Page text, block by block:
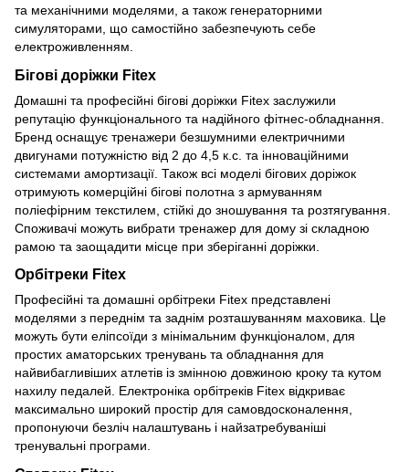
та механічними моделями, а також генераторними
симуляторами, що самостійно забезпечують себе
електроживленням.
Бігові доріжки Fitex
Домашні та професійні бігові доріжки Fitex заслужили
репутацію функціонального та надійного фітнес-обладнання.
Бренд оснащує тренажери безшумними електричними
двигунами потужністю від 2 до 4,5 к.с. та інноваційними
системами амортизації. Також всі моделі бігових доріжок
отримують комерційні бігові полотна з армуванням
поліефірним текстилем, стійкі до зношування та розтягування.
Споживачі можуть вибрати тренажер для дому зі складною
рамою та заощадити місце при зберіганні доріжки.
Орбітреки Fitex
Професійні та домашні орбітреки Fitex представлені
моделями з переднім та заднім розташуванням маховика. Це
можуть бути еліпсоїди з мінімальним функціоналом, для
простих аматорських тренувань та обладнання для
найвибагливіших атлетів із змінною довжиною кроку та кутом
нахилу педалей. Електроніка орбітреків Fitex відкриває
максимально широкий простір для самовдосконалення,
пропонуючи безліч налаштувань і найзатребуваніші
тренувальні програми.